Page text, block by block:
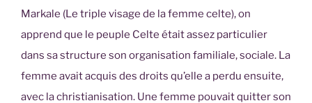
Markale (Le triple visage de la femme celte), on
apprend que le peuple Celte était assez particulier
dans sa structure son organisation familiale, sociale. La
femme avait acquis des droits qu’elle a perdu ensuite,
avec la christianisation. Une femme pouvait quitter son